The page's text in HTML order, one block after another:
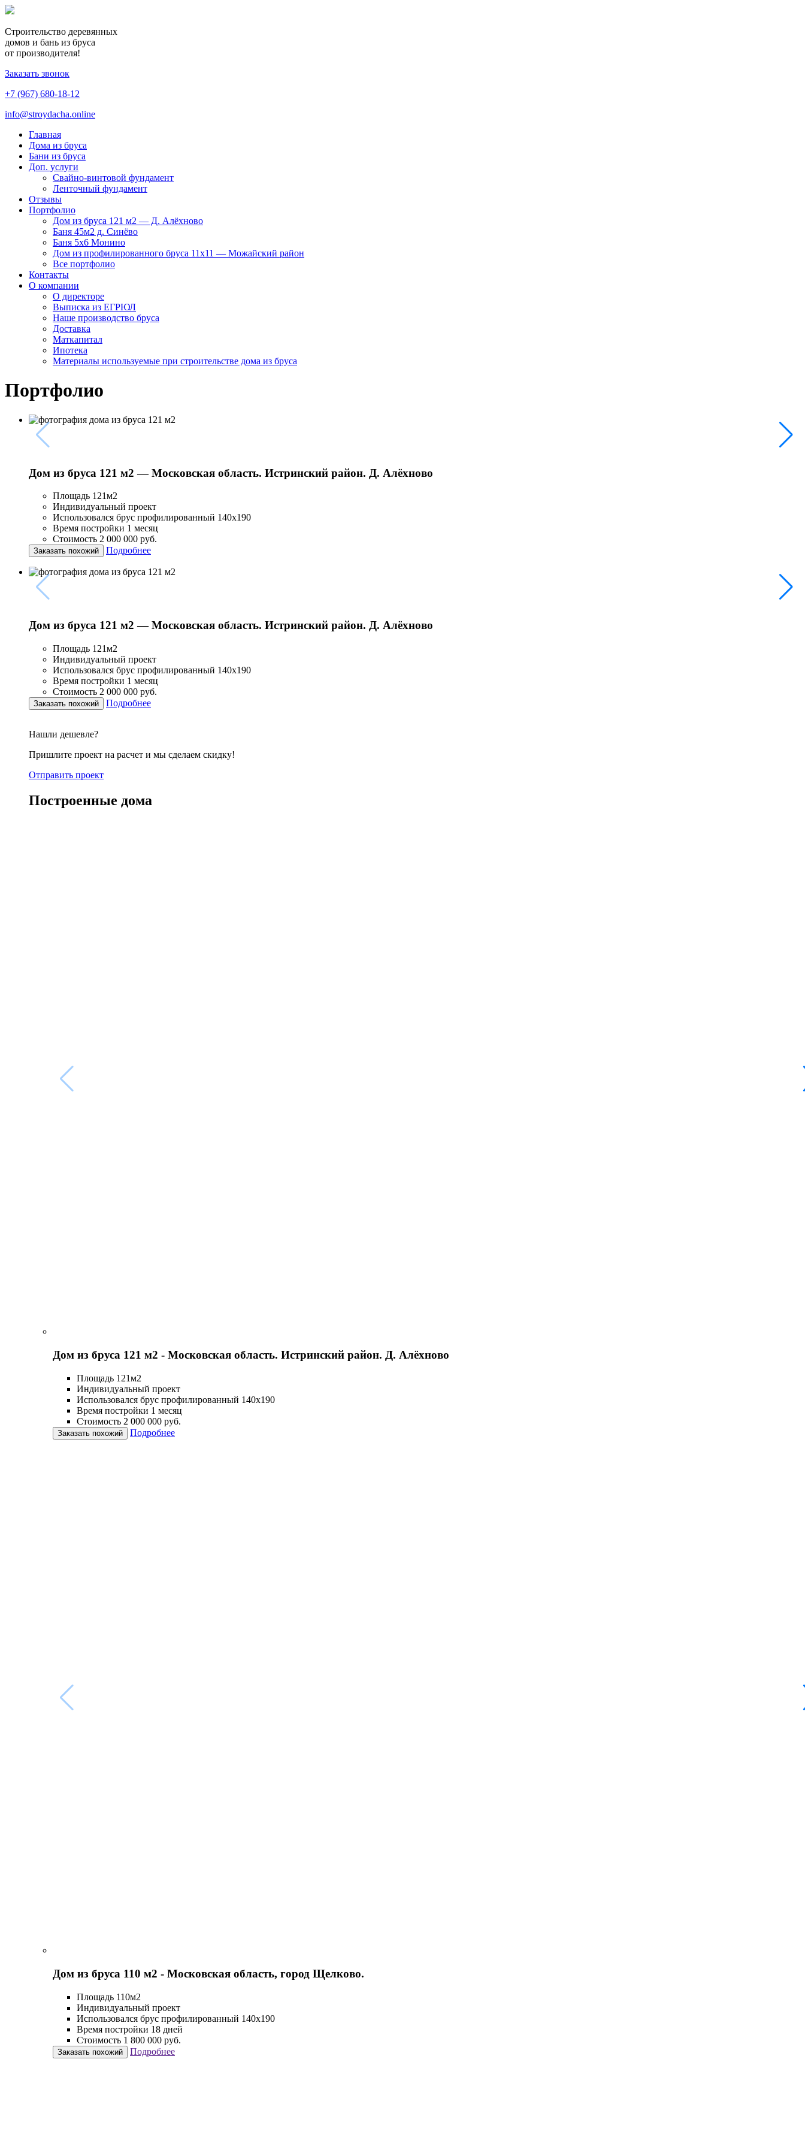
Строительство деревянных
домов и бань из бруса
от производителя!
Заказать звонок
+7 (967) 680-18-12
info@stroydacha.online
Главная
Дома из бруса
Бани из бруса
Доп. услуги
Свайно-винтовой фундамент
Ленточный фундамент
Отзывы
Портфолио
Дом из бруса 121 м2 — Д. Алёхново
Баня 45м2 д. Синёво
Баня 5х6 Монино
Дом из профилированного бруса 11х11 — Можайский район
Все портфолио
Контакты
О компании
О директоре
Выписка из ЕГРЮЛ
Наше производство бруса
Доставка
Маткапитал
Ипотека
Материалы используемые при строительстве дома из бруса
Портфолио
Дом из бруса 121 м2 — Московская область. Истринский район. Д. Алёхново
Площадь 121м2
Индивидуальный проект
Использовался брус профилированный 140х190
Время постройки 1 месяц
Стоимость 2 000 000 руб.
Заказать похожий Подробнее
Дом из бруса 121 м2 — Московская область. Истринский район. Д. Алёхново
Площадь 121м2
Индивидуальный проект
Использовался брус профилированный 140х190
Время постройки 1 месяц
Стоимость 2 000 000 руб.
Заказать похожий Подробнее
Нашли дешевле?
Пришлите проект на расчет и мы сделаем скидку!
Отправить проект
Построенные дома
Дом из бруса 121 м2 - Московская область. Истринский район. Д. Алёхново
Площадь 121м2
Индивидуальный проект
Использовался брус профилированный 140х190
Время постройки 1 месяц
Стоимость 2 000 000 руб.
Заказать похожий Подробнее
Дом из бруса 110 м2 - Московская область, город Щелково.
Площадь 110м2
Индивидуальный проект
Использовался брус профилированный 140х190
Время постройки 18 дней
Стоимость 1 800 000 руб.
Заказать похожий Подробнее